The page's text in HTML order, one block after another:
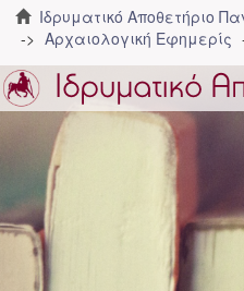
Ιδρυματικό Αποθετήριο
Αρχαιολογική Εφημερίς